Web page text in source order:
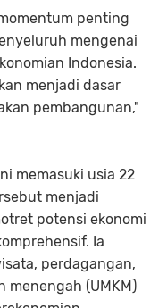
penting
mengenai
Indonesia.
menjadi dasar
pembangunan,"
memasuki usia 22
menjadi
potensi ekonomi
Ia
perdagangan,
menengah (UMKM)